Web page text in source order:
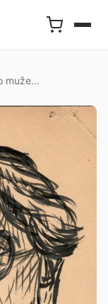
muže...